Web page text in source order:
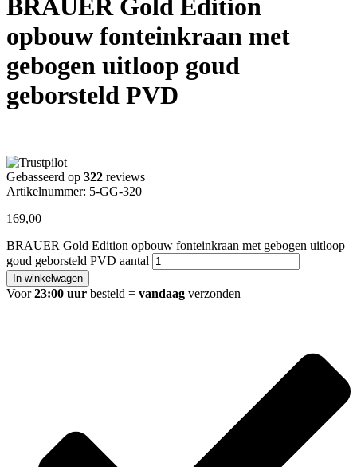
BRAUER Gold Edition
opbouw fonteinkraan met
gebogen uitloop goud
geborsteld PVD
Gebasseerd op 322 reviews
Artikelnummer: 5-GG-320
169,00
BRAUER Gold Edition opbouw fonteinkraan met gebogen uitloop
goud geborsteld PVD aantal
In winkelwagen
Voor23:00 uur besteld = vandaag verzonden